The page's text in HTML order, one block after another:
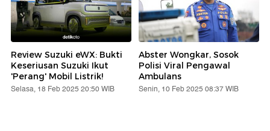
Review Suzuki eWX: Bukti
Keseriusan Suzuki Ikut
'Perang' Mobil Listrik!
Selasa, 18 Feb 2025 20:50 WIB
Abster Wongkar, Sosok
Polisi Viral Pengawal
Ambulans
Senin, 10 Feb 2025 08:37 WIB